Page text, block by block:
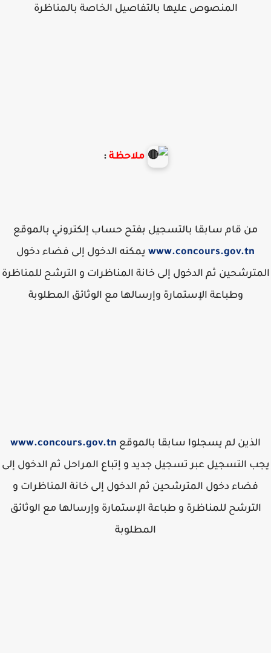
المنصوص عليها بالتفاصيل الخاصة بالمناظرة
ملاحظة:
من قام سابقا بالتسجيل بفتح حساب إلكتروني بالموقع
www.concours.gov.tnيمكنه الدخول إلى فضاء دخول
ثم الدخول إلى خانة المناظرات و الترشح للمناظرة
وطباعة الإستمارة وإرسالها مع الوثائق المطلوبة
الذين لم يسجلوا سابقا بالموقعwww.concours.gov.tn
التسجيل عبر تسجيل جديد و إتباع المراحل ثم الدخول إلى
فضاء دخول المترشحين ثم الدخول إلى خانة المناظرات و
للمناظرة و طباعة الإستمارة وإرسالها مع الوثائق
المطلوبة